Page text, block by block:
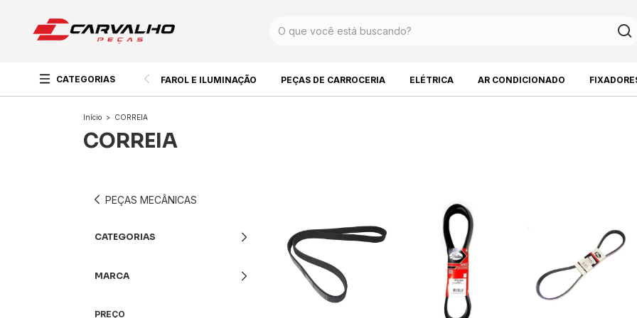
CATEGORIAS FAROL E ILUMINAÇÃO PEÇAS DE CARROCERIA ELÉTRICA AR CONDICIONADO
Início > CORREIA
CORREIA
PEÇAS MECÂNICAS
CATEGORIAS
MARCA
PREÇO